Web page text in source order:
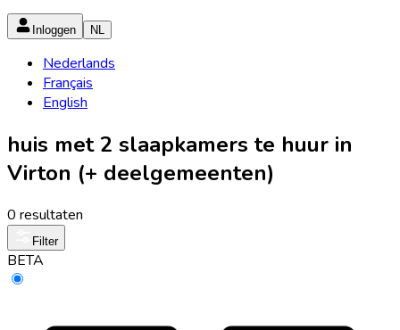
Inloggen NL
Nederlands
Français
English
huis met 2 slaapkamers te huur in
Virton (+ deelgemeenten)
0 resultaten
Filter
BETA